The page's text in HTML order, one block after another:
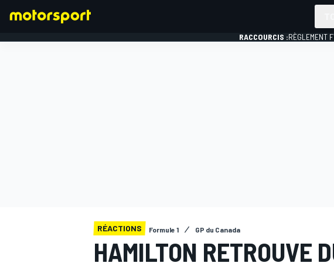
RACCOURCIS :RÈGLEMENT
RÉACTIONS Formule 1 GP du Canada
HAMILTON RETROUVE